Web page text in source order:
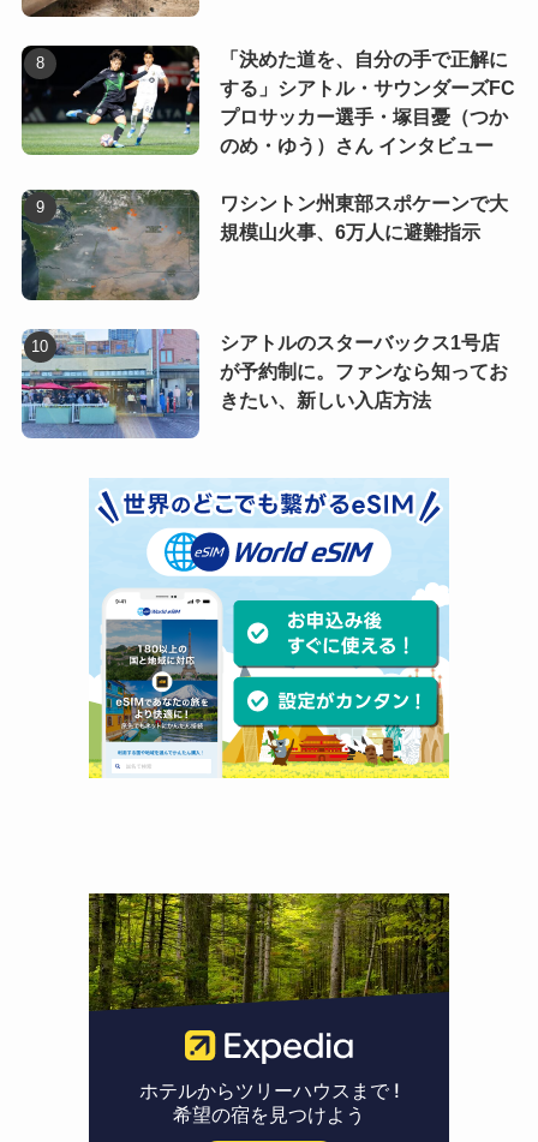
「決めた道を、自分の手で正解に
する」シアトル・サウンダーズFC
プロサッカー選手・塚目憂（つか
のめ・ゆう）さん インタビュー
ワシントン州東部スポケーンで大
規模山火事、6万人に避難指示
シアトルのスターバックス1号店
が予約制に。ファンなら知ってお
きたい、新しい入店方法